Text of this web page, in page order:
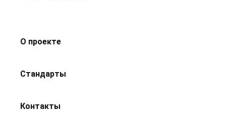
О проекте
Стандарты
Контакты